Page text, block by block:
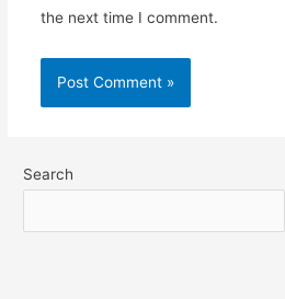
the next time I comment.
Search